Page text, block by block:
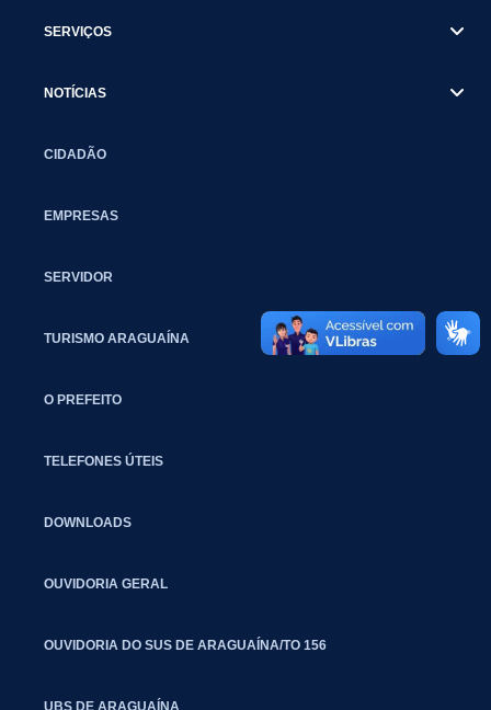
SERVIÇOS
NOTÍCIAS
CIDADÃO
EMPRESAS
SERVIDOR
TURISMO ARAGUAÍNA
O PREFEITO
TELEFONES ÚTEIS
DOWNLOADS
OUVIDORIA GERAL
OUVIDORIA DO SUS DE ARAGUAÍNA/TO 156
UBS DE ARAGUAÍNA